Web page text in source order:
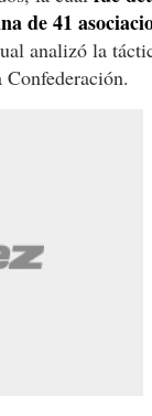
de 41
analizó la